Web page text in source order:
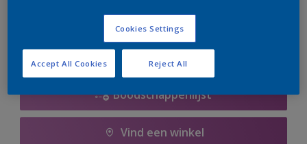
Boodschappenlijst
Vind een winkel
Cookies Settings
Reject All
Accept All Cookies